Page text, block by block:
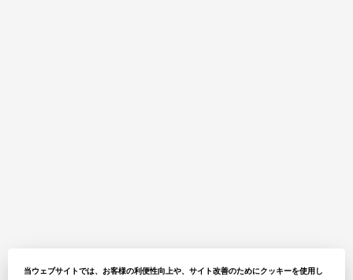
当ウェブサイトでは、お客様の利便性向上や、サイト改善のためにクッキーを使用し